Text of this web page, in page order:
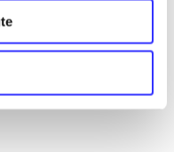
udgivelser